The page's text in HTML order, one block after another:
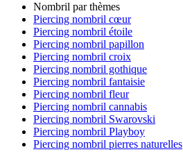
Nombril par thèmes
Piercing nombril cœur
Piercing nombril étoile
Piercing nombril papillon
Piercing nombril croix
Piercing nombril gothique
Piercing nombril fantaisie
Piercing nombril fleur
Piercing nombril cannabis
Piercing nombril Swarovski
Piercing nombril Playboy
Piercing nombril pierres naturelles